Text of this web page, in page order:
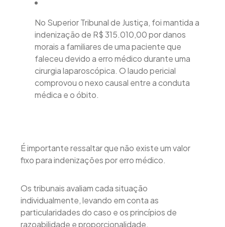
No Superior Tribunal de Justiça, foi mantida a
indenização de R$ 315.010,00 por danos
morais a familiares de uma paciente que
faleceu devido a erro médico durante uma
cirurgia laparoscópica. O laudo pericial
comprovou o nexo causal entre a conduta
médica e o óbito.
É importante ressaltar que não existe um valor
fixo para indenizações por erro médico.
Os tribunais avaliam cada situação
individualmente, levando em conta as
particularidades do caso e os princípios de
razoabilidade e proporcionalidade.